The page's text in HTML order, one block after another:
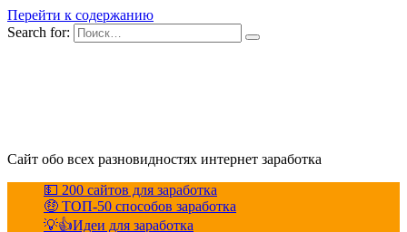
Перейти к содержанию
Search for:
Сайт обо всех разновидностях интернет заработка
💵 200 сайтов для заработка
🤑 ТОП-50 способов заработка
💡👍Идеи для заработка